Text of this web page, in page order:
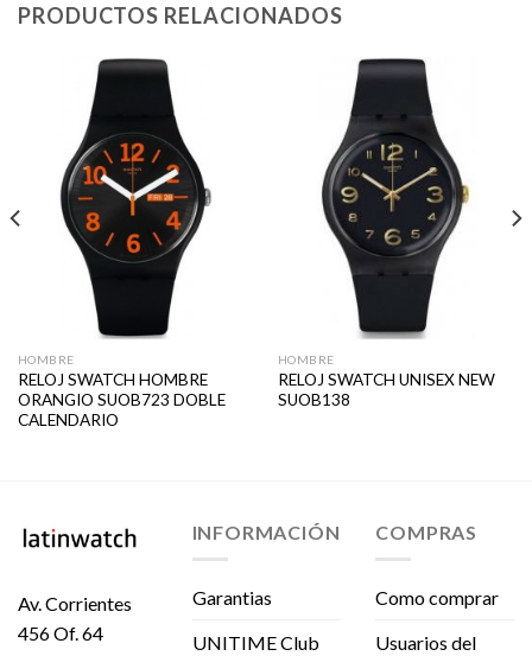
PRODUCTOS RELACIONADOS
HOMBRE
RELOJ SWATCH HOMBRE
ORANGIO SUOB723 DOBLE
CALENDARIO
HOMBRE
RELOJ SWATCH UNISEX NEW
SUOB138
Av. Corrientes
456 Of. 64
INFORMACIÓN
Garantias
UNITIME Club
COMPRAS
Como comprar
Usuarios del